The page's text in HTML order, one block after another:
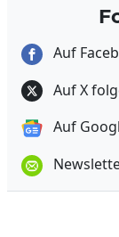
Auf
Auf X
Auf